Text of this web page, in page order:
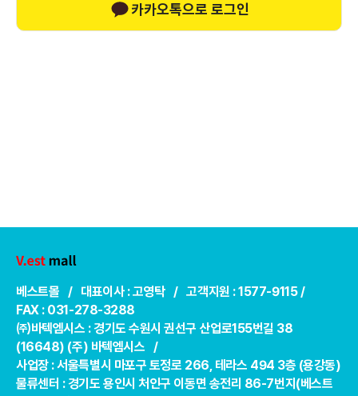
카카오톡으로 로그인
베스트몰 / 대표이사 : 고영탁 / 고객지원 : 1577-9115 /
FAX : 031-278-3288
㈜바텍엠시스 : 경기도 수원시 권선구 산업로155번길 38
(16648) (주) 바텍엠시스 /
사업장 : 서울특별시 마포구 토정로 266, 테라스 494 3층 (용강동)
물류센터 : 경기도 용인시 처인구 이동면 송전리 86-7번지(베스트